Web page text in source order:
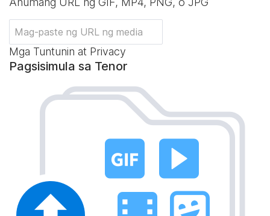
Mga Tuntunin at Privacy
Pagsisimula sa Tenor